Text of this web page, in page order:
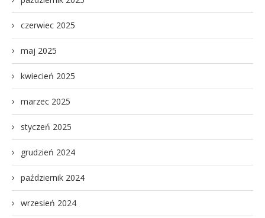
czerwiec 2025
maj 2025
kwiecień 2025
marzec 2025
styczeń 2025
grudzień 2024
październik 2024
wrzesień 2024